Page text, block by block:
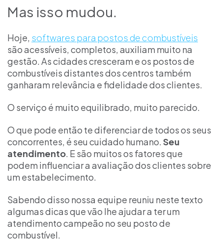
Mas isso mudou.
Hoje, softwares para postos de combustíveis
são acessíveis, completos, auxiliam muito na
gestão. As cidades cresceram e os postos de
combustíveis distantes dos centros também
ganharam relevância e fidelidade dos clientes.
O serviço é muito equilibrado, muito parecido.
O que pode então te diferenciar de todos os seus
concorrentes, é seu cuidado humano. Seu
atendimento. E são muitos os fatores que
podem influenciar a avaliação dos clientes sobre
um estabelecimento.
Sabendo disso nossa equipe reuniu neste texto
algumas dicas que vão lhe ajudar a ter um
atendimento campeão no seu posto de
combustível.